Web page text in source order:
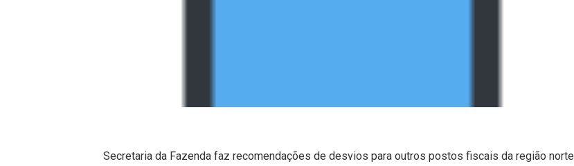
Secretaria da Fazenda faz recomendações de desvios para outros postos fiscais da região norte